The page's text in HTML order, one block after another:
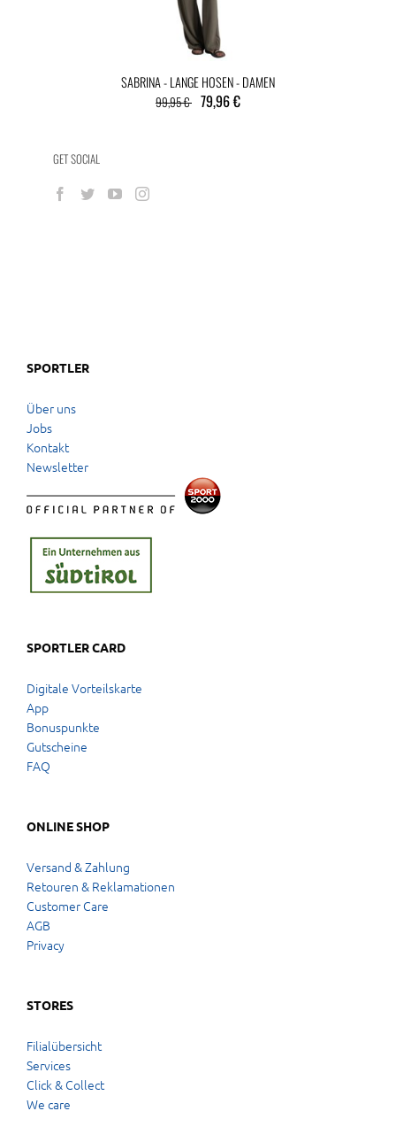
SABRINA - LANGE HOSEN - DAMEN
99,95 € 79,96 €
GET SOCIAL
SPORTLER
Über uns
Jobs
Kontakt
Newsletter
SPORTLER CARD
Digitale Vorteilskarte
App
Bonuspunkte
Gutscheine
FAQ
ONLINE SHOP
Versand & Zahlung
Retouren & Reklamationen
Customer Care
AGB
Privacy
STORES
Filialübersicht
Services
Click & Collect
We care